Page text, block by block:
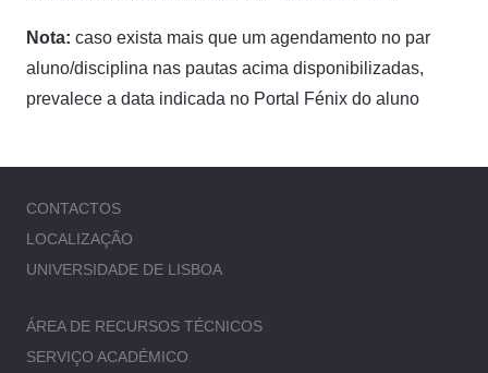
Nota: caso exista mais que um agendamento no par
aluno/disciplina nas pautas acima disponibilizadas,
prevalece a data indicada no Portal Fénix do aluno
CONTACTOS
LOCALIZAÇÃO
UNIVERSIDADE DE LISBOA
ÁREA DE RECURSOS TÉCNICOS
SERVIÇO ACADÉMICO